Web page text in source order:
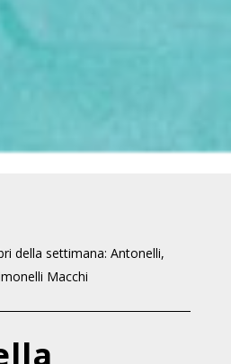
della settimana: Antonelli,
Macchi